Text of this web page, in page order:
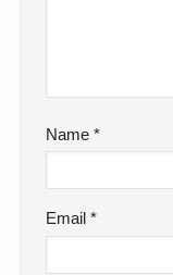
Name*
Email*